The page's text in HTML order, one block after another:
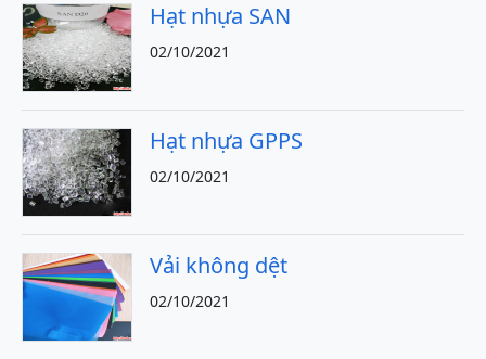
Hạt nhựa SAN
02/10/2021
Hạt nhựa GPPS
02/10/2021
Vải không dệt
02/10/2021